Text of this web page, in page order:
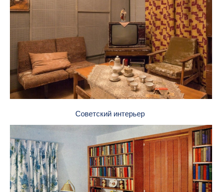
Советский интерьер